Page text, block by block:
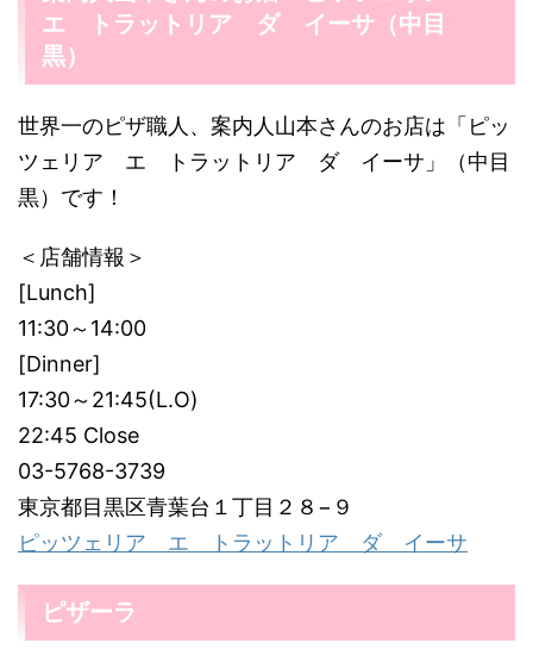
エ トラットリア ダ イーサ（中目
黒）
世界一のピザ職人、案内人山本さんのお店は「ピッ
ツェリア エ トラットリア ダ イーサ」（中目
黒）です！
＜店舗情報＞
[Lunch]
11:30～14:00
[Dinner]
17:30～21:45(L.O)
22:45 Close
03-5768-3739
東京都目黒区青葉台１丁目２８−９
ピッツェリア エ トラットリア ダ イーサ
ピザーラ